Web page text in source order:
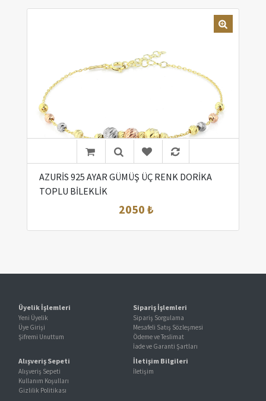
AZURİS 925 AYAR GÜMÜŞ ÜÇ RENK DORİKA
TOPLU BİLEKLİK
2050 ₺
Üyelik İşlemleri
Yeni Üyelik
Üye Girişi
Şifremi Unuttum
Sipariş İşlemleri
Sipariş Sorgulama
Mesafeli Satış Sözleşmesi
Ödeme ve Teslimat
İade ve Garanti Şartları
Alışveriş Sepeti
Alışveriş Sepeti
Kullanım Koşulları
Gizlilik Politikası
İletişim Bilgileri
İletişim